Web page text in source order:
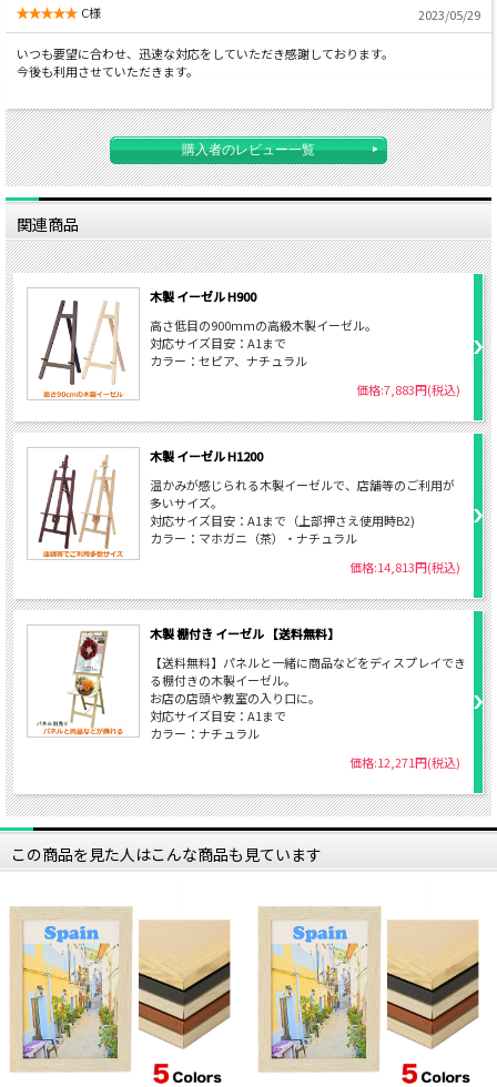
C様 2023/05/29
いつも要望に合わせ、迅速な対応をしていただき感謝しております。
今後も利用させていただきます。
購入者のレビュー一覧
関連商品
木製 イーゼル H900
高さ低目の900ｍｍの高級木製イーゼル。
対応サイズ目安：A1まで
カラー：セピア、ナチュラル
価格:7,883円(税込)
木製 イーゼル H1200
温かみが感じられる木製イーゼルで、店舗等のご利用が
多いサイズ。
対応サイズ目安：A1まで（上部押さえ使用時B2)
カラー：マホガニ（茶）・ナチュラル
価格:14,813円(税込)
木製 棚付き イーゼル 【送料無料】
【送料無料】パネルと一緒に商品などをディスプレイでき
る棚付きの木製イーゼル。
お店の店頭や教室の入り口に。
対応サイズ目安：A1まで
カラー：ナチュラル
価格:12,271円(税込)
この商品を見た人はこんな商品も見ています